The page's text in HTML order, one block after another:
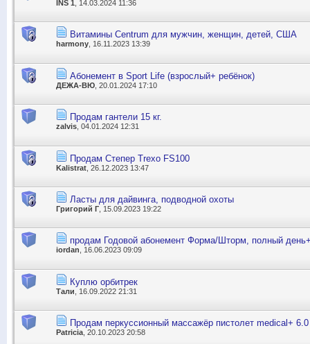
INS 1 , 14.03.2024 11:36
Витамины Centrum для мужчин, женщин, детей, США
harmony , 16.11.2023 13:39
Абонемент в Sport Life (взрослый+ ребёнок)
ДЕЖА-ВЮ , 20.01.2024 17:10
Продам гантели 15 кг.
zalvis , 04.01.2024 12:31
Продам Степер Trexo FS100
Kalistrat , 26.12.2023 13:47
Ласты для дайвинга, подводной охоты
Григорий Г , 15.09.2023 19:22
продам Годовой абонемент Форма/Шторм, полный
iordan, 16.06.2023 09:09
Куплю орбитрек
Тали , 16.09.2022 21:31
Продам перкуссионный массажёр пистолет medical+ 6.0
Patricia, 20.10.2023 20:58